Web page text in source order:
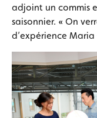
adjoint un commis
saisonnier. « On
d’expérience